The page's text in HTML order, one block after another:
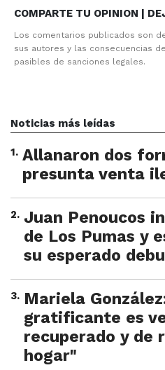
COMPARTE TU OPINION |
Los comentarios publicados son
sus autores y las consecuencias
pasibles de sanciones legales.
Noticias más leídas
1. Allanaron dos
presunta venta
2. Juan Penoucos
de Los Pumas y
su esperado
3. Mariela
gratificante es
recuperado y de
hogar"